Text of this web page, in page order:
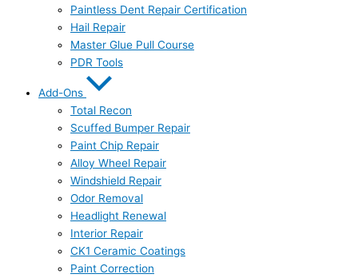
Paintless Dent Repair Certification
Hail Repair
Master Glue Pull Course
PDR Tools
Add-Ons
Total Recon
Scuffed Bumper Repair
Paint Chip Repair
Alloy Wheel Repair
Windshield Repair
Odor Removal
Headlight Renewal
Interior Repair
CK1 Ceramic Coatings
Paint Correction